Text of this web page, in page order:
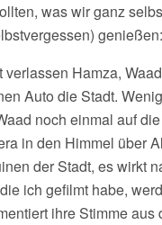
was wir ganz
verlassen Hamza,
Auto die Stadt.
noch einmal auf
in den Himmel über
der Stadt, es wirkt
ich gefilmt habe,
ihre Stimme aus